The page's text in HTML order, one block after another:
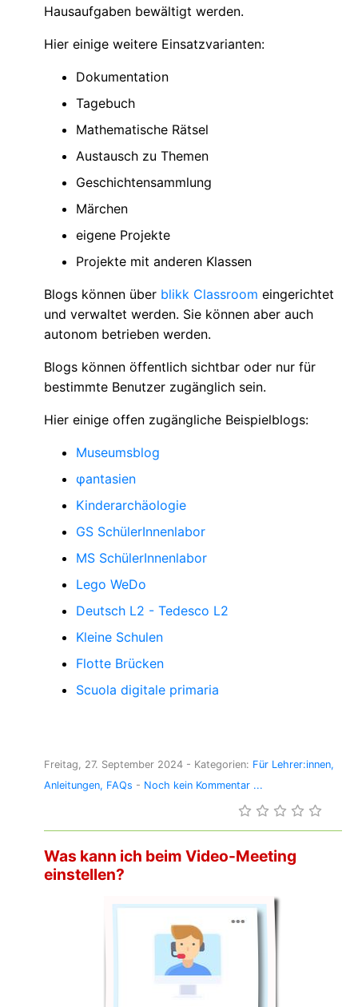
Hausaufgaben bewältigt werden.
Hier einige weitere Einsatzvarianten:
Dokumentation
Tagebuch
Mathematische Rätsel
Austausch zu Themen
Geschichtensammlung
Märchen
eigene Projekte
Projekte mit anderen Klassen
Blogs können über blikk Classroom eingerichtet
und verwaltet werden. Sie können aber auch
autonom betrieben werden.
Blogs können öffentlich sichtbar oder nur für
bestimmte Benutzer zugänglich sein.
Hier einige offen zugängliche Beispielblogs:
Museumsblog
φantasien
Kinderarchäologie
GS SchülerInnenlabor
MS SchülerInnenlabor
Lego WeDo
Deutsch L2 - Tedesco L2
Kleine Schulen
Flotte Brücken
Scuola digitale primaria
Freitag, 27. September 2024 - Kategorien: Für Lehrer:innen
Anleitungen FAQs - Noch kein Kommentar ...
Was kann ich beim Video-Meeting
einstellen?